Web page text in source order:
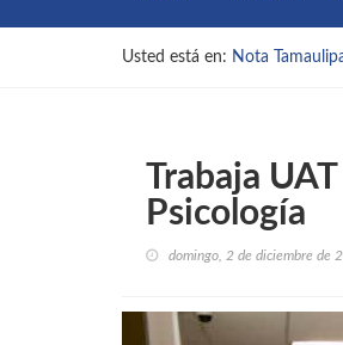
Usted está en: Nota
Trabaja
Psicología
domingo, 2 de diciembre de